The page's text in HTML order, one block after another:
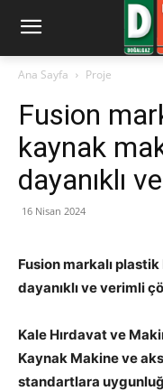
Ana Sayfa Proje
Fusion
kaynak
dayanıklı
16 Nisan 2024
Fusion markalı
dayanıklı ve verimli
Kale Hırdavat ve
Kaynak Makine ve
standartlara